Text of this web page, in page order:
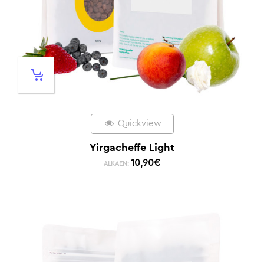
Quickview
Yirgacheffe Light
ALKAEN: 10,90€